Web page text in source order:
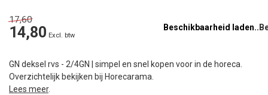
17,60
14,80 Excl. btw
Beschikbaarheid laden..
GN deksel rvs - 2/4GN | simpel en snel kopen voor in de horeca.
Overzichtelijk bekijken bij Horecarama.
Lees meer.